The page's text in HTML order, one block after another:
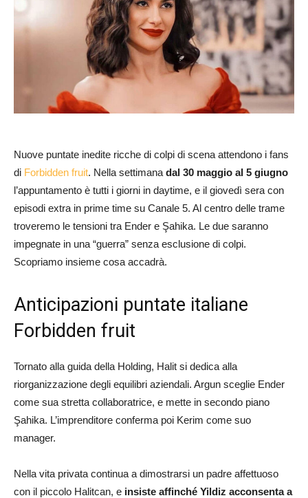
Nuove puntate inedite ricche di colpi di scena attendono i fans
di Forbidden fruit. Nella settimana dal 30 maggio al 5 giugno
l’appuntamento è tutti i giorni in daytime, e il giovedì sera con
episodi extra in prime time su Canale 5. Al centro delle trame
troveremo le tensioni tra Ender e Şahika. Le due saranno
impegnate in una “guerra” senza esclusione di colpi.
Scopriamo insieme cosa accadrà.
Anticipazioni puntate italiane
Forbidden fruit
Tornato alla guida della Holding, Halit si dedica alla
riorganizzazione degli equilibri aziendali. Argun sceglie Ender
come sua stretta collaboratrice, e mette in secondo piano
Şahika. L’imprenditore conferma poi Kerim come suo
manager.
Nella vita privata continua a dimostrarsi un padre affettuoso
con il piccolo Halitcan, e insiste affinché Yildiz acconsenta a